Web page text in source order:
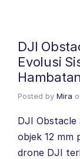
DJI
Evolusi
Posted by Mira
DJI Obstacle
objek 12 mm
drone DJI